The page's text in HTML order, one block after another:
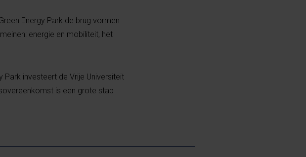
Energy Park de brug vormen
energie en mobiliteit, het
Park investeert de Vrije Universiteit
is een grote stap